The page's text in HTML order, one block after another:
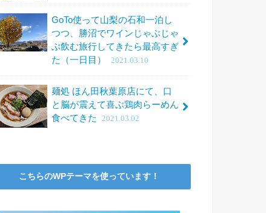
GoTo使って山梨の石和一泊し
つつ、勝沼でワインじゃぶじゃ
ぶ飲む旅行してきたら最高すぎ
た（一日目）
2021.03.10
麺処 ほん田秋葉原店にて、口
と脳が震えて喜ぶ鶏肉らーめん
食べてきた
2021.03.02
こちらのWPテーマを使っています！